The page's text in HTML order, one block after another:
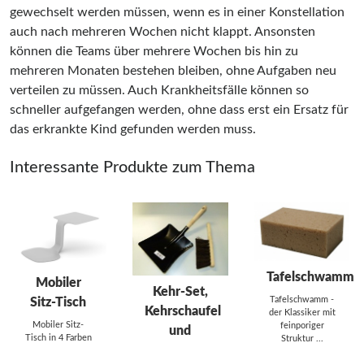
gewechselt werden müssen, wenn es in einer Konstellation
auch nach mehreren Wochen nicht klappt. Ansonsten
können die Teams über mehrere Wochen bis hin zu
mehreren Monaten bestehen bleiben, ohne Aufgaben neu
verteilen zu müssen. Auch Krankheitsfälle können so
schneller aufgefangen werden, ohne dass erst ein Ersatz für
das erkrankte Kind gefunden werden muss.
Interessante Produkte zum Thema
Mobiler
Sitz-Tisch
Mobiler Sitz-
Tisch in 4 Farben
Kehr-Set,
Kehrschaufel
und
Tafelschwamm
Tafelschwamm -
der Klassiker mit
feinporiger
Struktur ...